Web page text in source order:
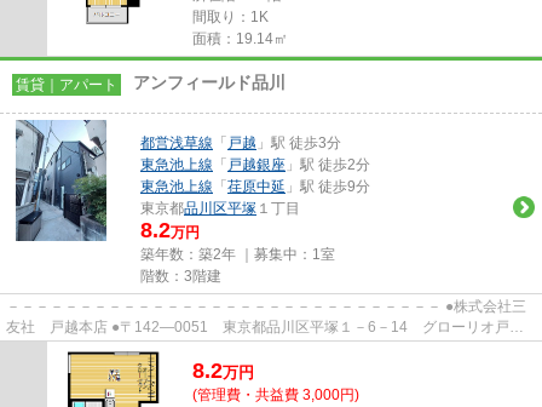
間取り：1K
面積：19.14㎡
賃貸｜アパート アンフィールド品川
都営浅草線 「 戸越 」駅 徒歩3分
東急池上線 「 戸越銀座 」駅 徒歩2分
東急池上線 「 荏原中延 」駅 徒歩9分
東京都品川区平塚 １丁目
8.2万円
築年数：築2年 ｜募集中： 1室
階数：3階建
－－－－－－－－－－－－－－－－－－－－－－－－－－－－－－ ●株式会社三
友社 戸越本店 ●〒142―0051 東京都品川区平塚１－6－14 グローリオ戸越
銀座1階 ●TEL：03-3783-1218...
8.2万円
(管理費・共益費 3,000円)